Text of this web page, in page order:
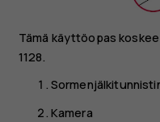
Tämä käyttöopas koskee
1128.
Kamera